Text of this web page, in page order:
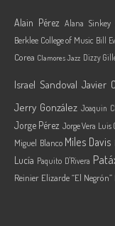
Alain Pérez Alana Sinkey
Berklee College of Music Bill
Corea Clamores Jazz Dizzy
Israel Sandoval Javier
Jerry González Joaquin
Jorge Pérez Jorge Vera Luis
Miguel Blanco Miles Davis
Lucía Paquito D'Rivera
Reinier Elizarde “El Negrón”